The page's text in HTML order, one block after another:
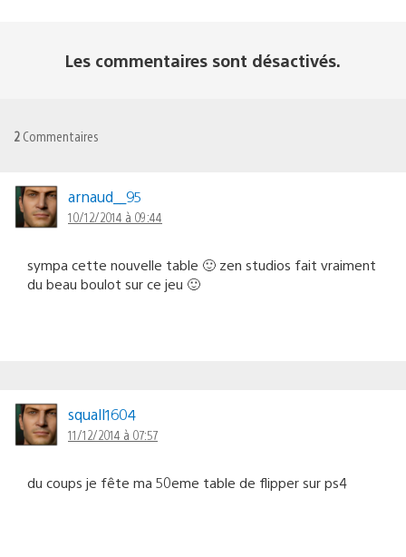
Les commentaires sont désactivés.
2 Commentaires
arnaud__95
10/12/2014 à 09:44
sympa cette nouvelle table 🙂 zen studios fait vraiment
du beau boulot sur ce jeu 🙂
squall1604
11/12/2014 à 07:57
du coups je fête ma 50eme table de flipper sur ps4